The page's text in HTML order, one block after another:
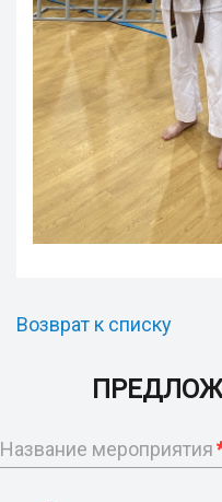
Возврат к списку
Название мероприятия